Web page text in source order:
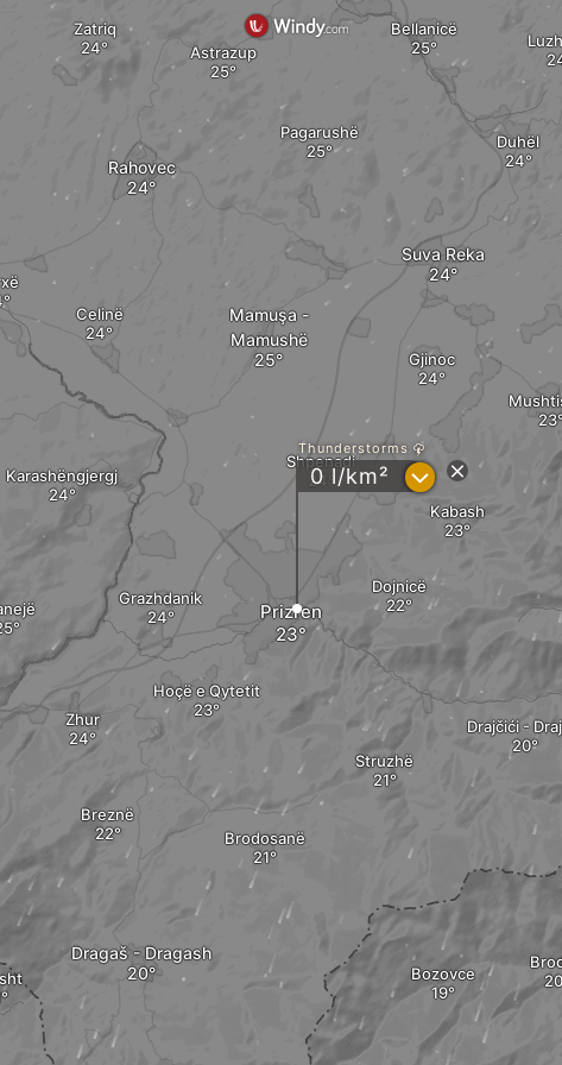
Prizren
Karashëngjergj
Grazhdanik
Hoçë e Qytetit
Kabash
Shpenadi
Dojnicë
Mamuşa -
Mamushë
Rahovec
Celinë
Gjinoc
Suva Reka
Pagarushë Duhël
Brodosanë
Dragaš - Dragash
Breznë
Zhur Drajčići -
Struzhë
Bozovce
Astrazup
Zatriq Bellanicë
Thunderstorms
0 l/km² ?